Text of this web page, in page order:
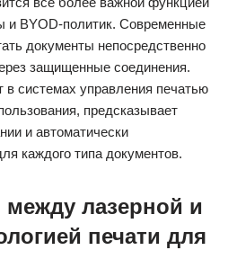
и BYOD-политик. Современные
документы непосредственно
защищенные соединения.
в системах управления печатью
предсказывает
и автоматически
каждого типа документов.
лазерной и
печати для